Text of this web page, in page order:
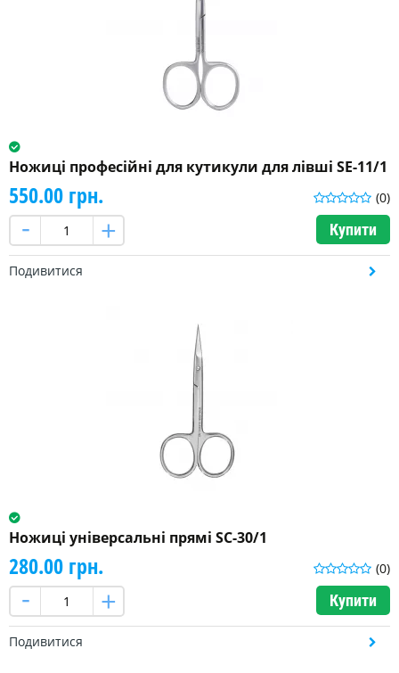
Ножиці професійні для кутикули для лівші SE-11/1
(0)
550.00 грн.
Купити
Подивитися
Ножиці універсальні прямі SC-30/1
(0)
280.00 грн.
Купити
Подивитися